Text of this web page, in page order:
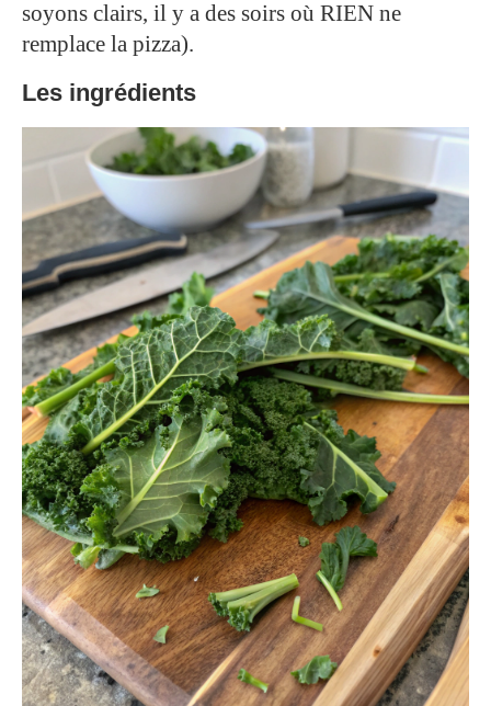
soyons clairs, il y a des soirs où RIEN ne
remplace la pizza).
Les ingrédients